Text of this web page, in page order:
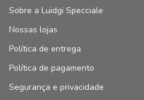
Sobre a Luidgi Specciale
Nossas lojas
Política de entrega
Política de pagamento
Segurança e privacidade